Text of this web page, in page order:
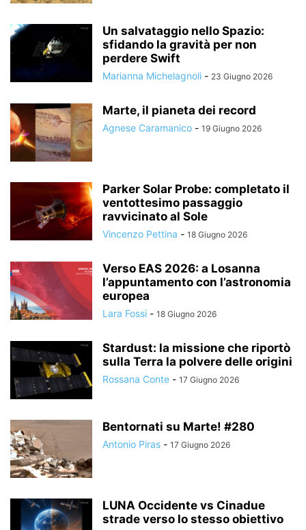
Un salvataggio nello Spazio:
sfidando la gravità per non
perdere Swift
Marianna Michelagnoli - 23 Giugno 2026
Marte, il pianeta dei record
Agnese Caramanico - 19 Giugno 2026
Parker Solar Probe: completato il
ventottesimo passaggio
ravvicinato al Sole
Vincenzo Pettina - 18 Giugno 2026
Verso EAS 2026: a Losanna
l’appuntamento con l’astronomia
europea
Lara Fossi - 18 Giugno 2026
Stardust: la missione che riportò
sulla Terra la polvere delle origini
Rossana Conte - 17 Giugno 2026
Bentornati su Marte! #280
Antonio Piras - 17 Giugno 2026
LUNA Occidente vs Cinadue
strade verso lo stesso obiettivo